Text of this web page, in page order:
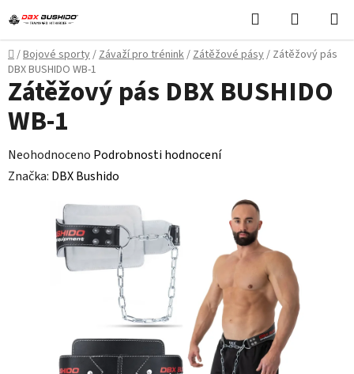
na
obsah
Hledat
KOŠÍK
Domů
/Bojové sporty/Závaží pro trénink/Zátěžové pásy/ Zátěžový pás
DBX BUSHIDO WB-1
Zátěžový pás DBX BUSHIDO
WB-1
Průměrné
hodnocení
Neohodnoceno Podrobnosti hodnocení
Značka: DBX Bushido